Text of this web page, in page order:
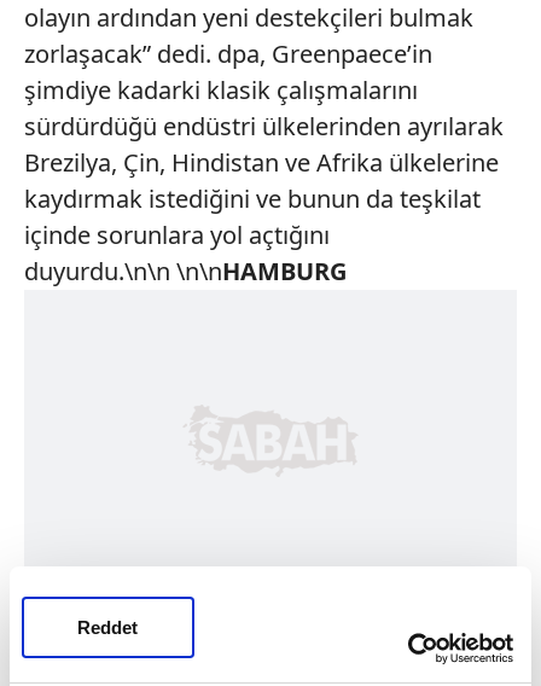
Reddet
olayın ardından yeni destekçileri bulmak
zorlaşacak” dedi. dpa, Greenpaece’in
şimdiye kadarki klasik çalışmalarını
sürdürdüğü endüstri ülkelerinden ayrılarak
Brezilya, Çin, Hindistan ve Afrika ülkelerine
kaydırmak istediğini ve bunun da teşkilat
içinde sorunlara yol açtığını
duyurdu.\n\n \n\nHAMBURG